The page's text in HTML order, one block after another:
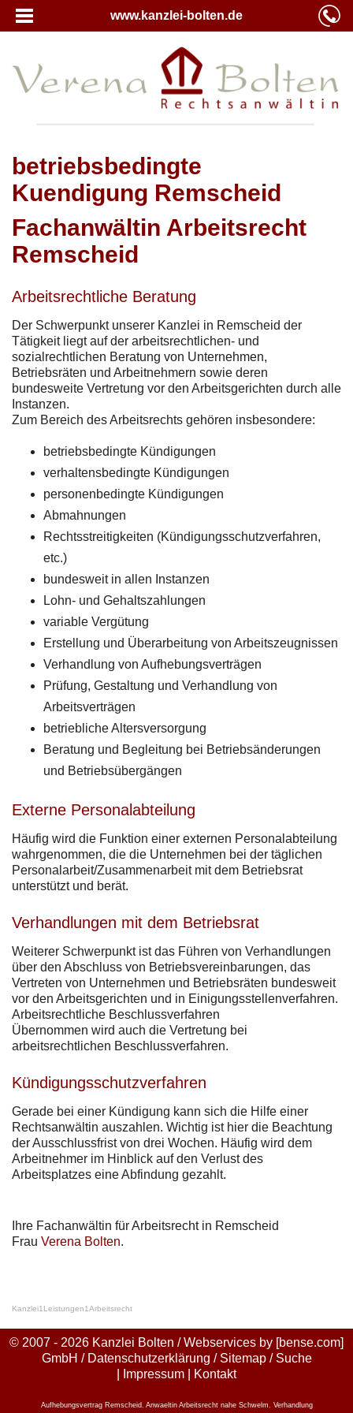
www.kanzlei-bolten.de
betriebsbedingte
Kuendigung Remscheid
Fachanwältin Arbeitsrecht
Remscheid
Arbeitsrechtliche Beratung
Der Schwerpunkt unserer Kanzlei in Remscheid der
Tätigkeit liegt auf der arbeitsrechtlichen- und
sozialrechtlichen Beratung von Unternehmen,
Betriebsräten und Arbeitnehmern sowie deren
bundesweite Vertretung vor den Arbeitsgerichten durch alle
Instanzen.
Zum Bereich des Arbeitsrechts gehören insbesondere:
betriebsbedingte Kündigungen
verhaltensbedingte Kündigungen
personenbedingte Kündigungen
Abmahnungen
Rechtsstreitigkeiten (Kündigungsschutzverfahren,
etc.)
bundesweit in allen Instanzen
Lohn- und Gehaltszahlungen
variable Vergütung
Erstellung und Überarbeitung von Arbeitszeugnissen
Verhandlung von Aufhebungsverträgen
Prüfung, Gestaltung und Verhandlung von
Arbeitsverträgen
betriebliche Altersversorgung
Beratung und Begleitung bei Betriebsänderungen
und Betriebsübergängen
Externe Personalabteilung
Häufig wird die Funktion einer externen Personalabteilung
wahrgenommen, die die Unternehmen bei der täglichen
Personalarbeit/Zusammenarbeit mit dem Betriebsrat
unterstützt und berät.
Verhandlungen mit dem Betriebsrat
Weiterer Schwerpunkt ist das Führen von Verhandlungen
über den Abschluss von Betriebsvereinbarungen, das
Vertreten von Unternehmen und Betriebsräten bundesweit
vor den Arbeitsgerichten und in Einigungsstellenverfahren.
Arbeitsrechtliche Beschlussverfahren
Übernommen wird auch die Vertretung bei
arbeitsrechtlichen Beschlussverfahren.
Kündigungsschutzverfahren
Gerade bei einer Kündigung kann sich die Hilfe einer
Rechtsanwältin auszahlen. Wichtig ist hier die Beachtung
der Ausschlussfrist von drei Wochen. Häufig wird dem
Arbeitnehmer im Hinblick auf den Verlust des
Arbeitsplatzes eine Abfindung gezahlt.
Ihre Fachanwältin für Arbeitsrecht in Remscheid
Frau Verena Bolten.
Kanzlei1 Leistungen1Arbeitsrecht
© 2007 - 2026 Kanzlei Bolten / Webservices by [bense.com]
GmbH / Datenschutzerklärung / Sitemap/ Suche
Impressum Kontakt
Aufhebungsvertrag Remscheid Anwaeltin Arbeitsrecht nahe Schwelm Verhandlung